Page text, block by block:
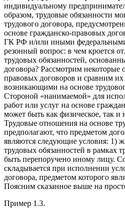
индивидуальному
образом, трудовые обязанности
трудового договора,
основе гражданско-правовых
ГК РФ и/или иными
резонный вопрос: в чем кроется
трудовых обязанностей,
договора? Рассмотрим некоторые
правовых договоров и сравним
возникающими на основе
Стороной «нанимаемой» для
работ или услуг на основе
может быть как физическое, так и
Трудовые отношения на основе
предполагают, что предметом
являются следующие условия: 1)
трудовых обязанностей в рамках
быть перепоручено иному лицу.
складывается при исполнении
договора, предметом которого
Поясним сказанное выше на
Пример 1.3.